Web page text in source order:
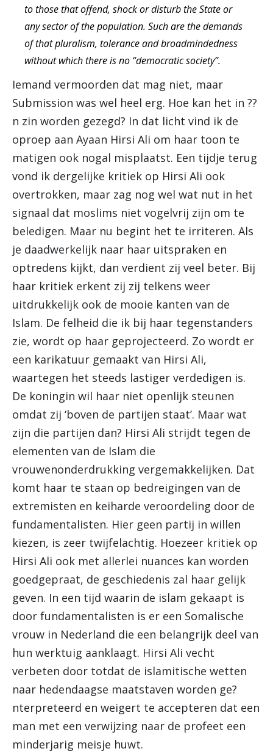
to those that offend, shock or disturb the State or
any sector of the population. Such are the demands
of that pluralism, tolerance and broadmindedness
without which there is no “democratic society”.
Iemand vermoorden dat mag niet, maar
Submission was wel heel erg. Hoe kan het in ??
n zin worden gezegd? In dat licht vind ik de
oproep aan Ayaan Hirsi Ali om haar toon te
matigen ook nogal misplaatst. Een tijdje terug
vond ik dergelijke kritiek op Hirsi Ali ook
overtrokken, maar zag nog wel wat nut in het
signaal dat moslims niet vogelvrij zijn om te
beledigen. Maar nu begint het te irriteren. Als
je daadwerkelijk naar haar uitspraken en
optredens kijkt, dan verdient zij veel beter. Bij
haar kritiek erkent zij zij telkens weer
uitdrukkelijk ook de mooie kanten van de
Islam. De felheid die ik bij haar tegenstanders
zie, wordt op haar geprojecteerd. Zo wordt er
een karikatuur gemaakt van Hirsi Ali,
waartegen het steeds lastiger verdedigen is.
De koningin wil haar niet openlijk steunen
omdat zij ‘boven de partijen staat’. Maar wat
zijn die partijen dan? Hirsi Ali strijdt tegen de
elementen van de Islam die
vrouwenonderdrukking vergemakkelijken. Dat
komt haar te staan op bedreigingen van de
extremisten en keiharde veroordeling door de
fundamentalisten. Hier geen partij in willen
kiezen, is zeer twijfelachtig. Hoezeer kritiek op
Hirsi Ali ook met allerlei nuances kan worden
goedgepraat, de geschiedenis zal haar gelijk
geven. In een tijd waarin de islam gekaapt is
door fundamentalisten is er een Somalische
vrouw in Nederland die een belangrijk deel van
hun werktuig aanklaagt. Hirsi Ali vecht
verbeten door totdat de islamitische wetten
naar hedendaagse maatstaven worden ge?
nterpreteerd en weigert te accepteren dat een
man met een verwijzing naar de profeet een
minderjarig meisje huwt.